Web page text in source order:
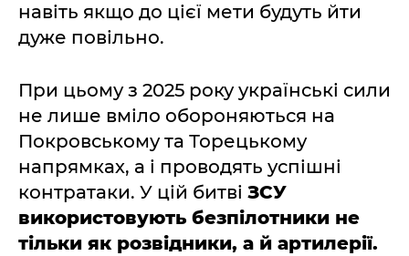
навіть якщо до цієї мети будуть йти
дуже повільно.
При цьому з 2025 року українські сили
не лише вміло обороняються на
Покровському та Торецькому
напрямках, а і проводять успішні
контратаки. У цій битві ЗСУ
використовують безпілотники не
тільки як розвідники, а й артилерії.